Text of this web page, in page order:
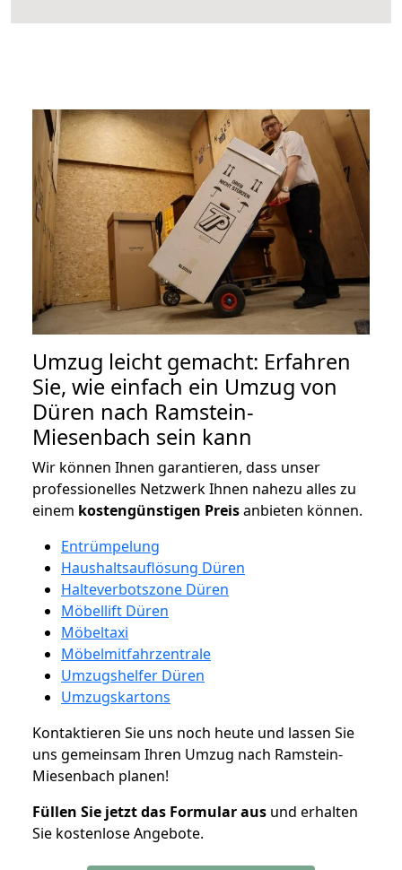
Umzug leicht gemacht: Erfahren
Sie, wie einfach ein Umzug von
Düren nach Ramstein-
Miesenbach sein kann
Wir können Ihnen garantieren, dass unser
professionelles Netzwerk Ihnen nahezu alles zu
einem kostengünstigen Preisanbieten können.
Entrümpelung
Haushaltsauflösung Düren
Halteverbotszone Düren
Möbellift Düren
Möbeltaxi
Möbelmitfahrzentrale
Umzugshelfer Düren
Umzugskartons
Kontaktieren Sie uns noch heute und lassen Sie
uns gemeinsam Ihren Umzug nach Ramstein-
Miesenbach planen!
Füllen Sie jetzt das Formular aus und erhalten
Sie kostenlose Angebote.